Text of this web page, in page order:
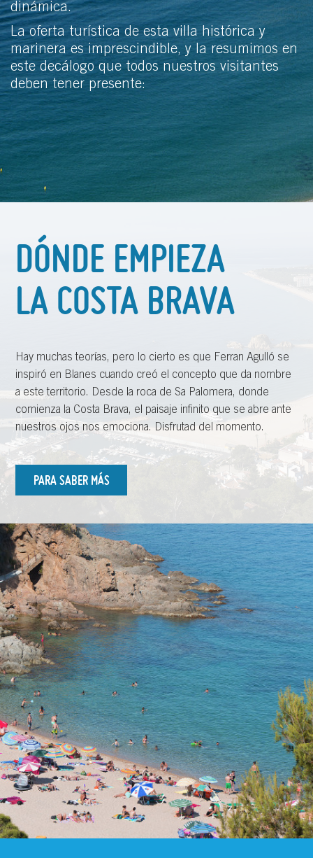
dinámica.
La oferta turística de esta villa histórica y
marinera es imprescindible, y la resumimos en
este decálogo que todos nuestros visitantes
deben tener presente:
DÓNDE EMPIEZA
LA COSTA BRAVA
Hay muchas teorías, pero lo cierto es que Ferran Agulló se
inspiró en Blanes cuando creó el concepto que da nombre
a este territorio. Desde la roca de Sa Palomera, donde
comienza la Costa Brava, el paisaje infinito que se abre ante
nuestros ojos nos emociona. Disfrutad del momento.
PARA SABER MÁS